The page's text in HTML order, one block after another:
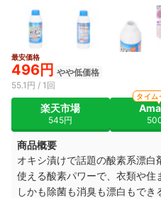
最安価格
496円 やや低価格
55.1円 / 1回
楽天市場
545円
タイム
商品概要
オキシ漬けで話題の酸素系漂白
使える酸素パワーで、衣類や住
しかも除菌も消臭も漂白もで